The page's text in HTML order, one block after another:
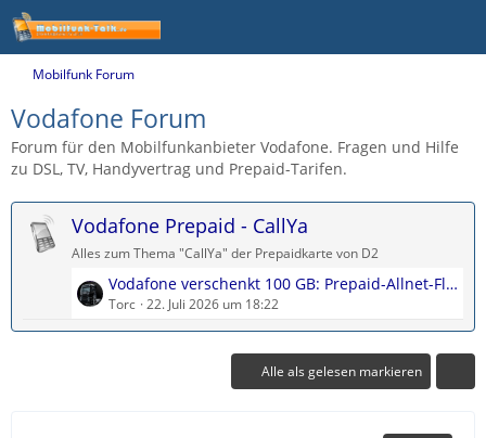
Mobilfunk Forum
Vodafone Forum
Forum für den Mobilfunkanbieter Vodafone. Fragen und Hilfe
zu DSL, TV, Handyvertrag und Prepaid-Tarifen.
Vodafone Prepaid - CallYa
Alles zum Thema "CallYa" der Prepaidkarte von D2
L
e
t
Vodafone verschenkt 100 GB: Prepaid-Allnet-Flat kostenlos testen
Torc 22. Juli 2026 um 18:22
Alle als gelesen markieren